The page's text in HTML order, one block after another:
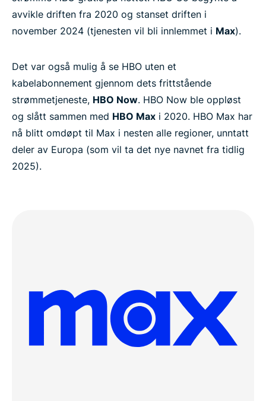
avvikle driften fra 2020 og stanset driften i
november 2024 (tjenesten vil bli innlemmet i Max).
Det var også mulig å se HBO uten et
kabelabonnement gjennom dets frittstående
strømmetjeneste, HBO Now. HBO Now ble oppløst
og slått sammen med HBO Max i 2020. HBO Max har
nå blitt omdøpt til Max i nesten alle regioner, unntatt
deler av Europa (som vil ta det nye navnet fra tidlig
2025).